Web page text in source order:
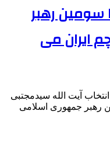
سومین رهبر
ایران می
آیت الله سیدمجتبی
رهبر جمهوری اسلامی